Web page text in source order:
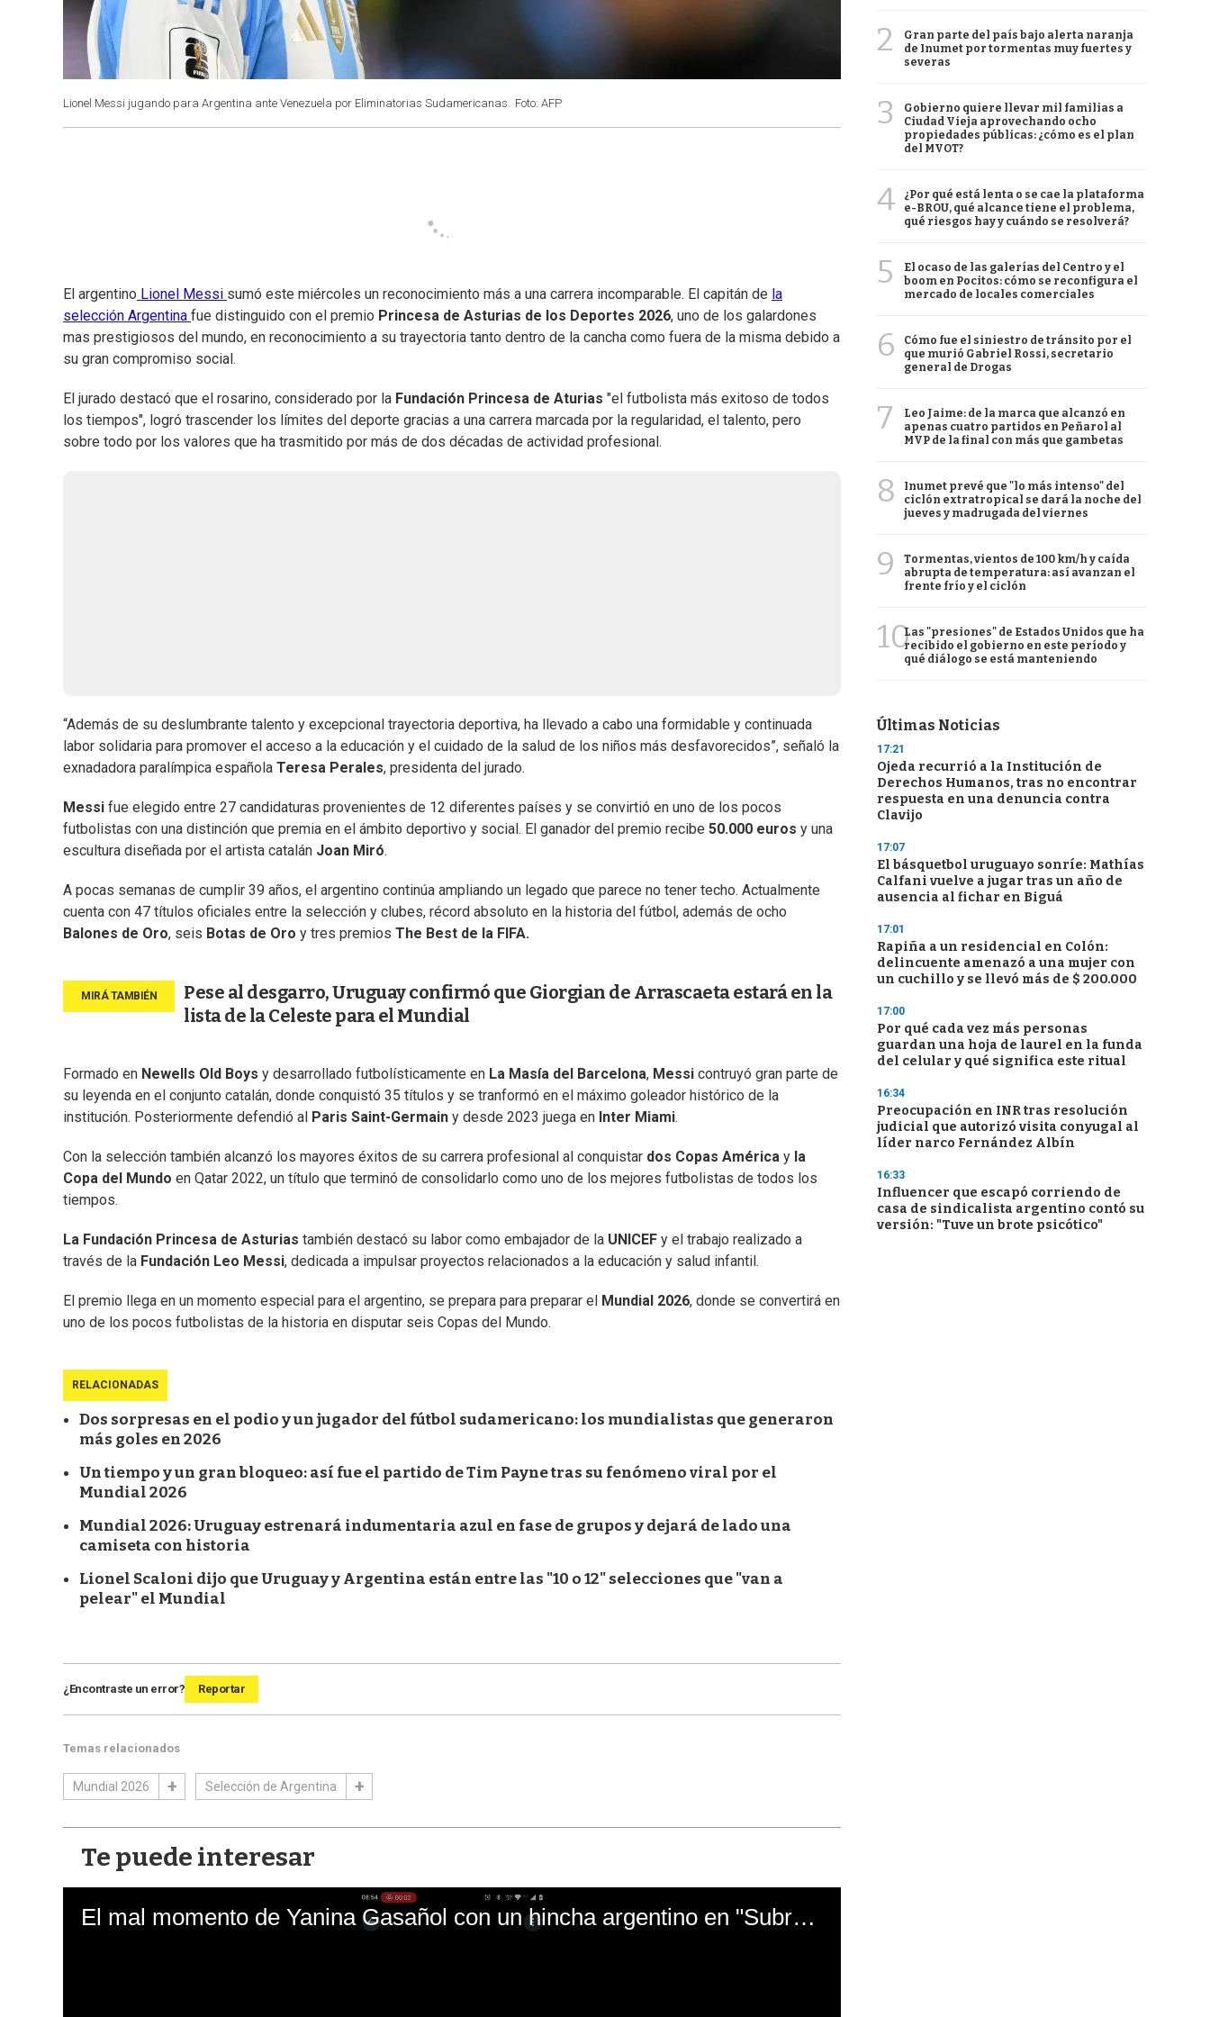
Lionel Messi jugando para Argentina ante Venezuela por Eliminatorias Sudamericanas. Foto: AFP
El argentino Lionel Messi sumó este miércoles un reconocimiento más a una carrera incomparable. El capitán de la
selección Argentina fue distinguido con el premio Princesa de Asturias de los Deportes 2026, uno de los galardones
mas prestigiosos del mundo, en reconocimiento a su trayectoria tanto dentro de la cancha como fuera de la misma debido a
su gran compromiso social.
El jurado destacó que el rosarino, considerado por la Fundación Princesa de Aturias "el futbolista más exitoso de todos
los tiempos", logró trascender los límites del deporte gracias a una carrera marcada por la regularidad, el talento, pero
sobre todo por los valores que ha trasmitido por más de dos décadas de actividad profesional.
“Además de su deslumbrante talento y excepcional trayectoria deportiva, ha llevado a cabo una formidable y continuada
labor solidaria para promover el acceso a la educación y el cuidado de la salud de los niños más desfavorecidos”, señaló la
exnadadora paralímpica española Teresa Perales, presidenta del jurado.
Messi fue elegido entre 27 candidaturas provenientes de 12 diferentes países y se convirtió en uno de los pocos
futbolistas con una distinción que premia en el ámbito deportivo y social. El ganador del premio recibe 50.000 euros y una
escultura diseñada por el artista catalán Joan Miró.
A pocas semanas de cumplir 39 años, el argentino continúa ampliando un legado que parece no tener techo. Actualmente
cuenta con 47 títulos oficiales entre la selección y clubes, récord absoluto en la historia del fútbol, además de ocho
Balones de Oro, seis Botas de Oro y tres premios The Best de la FIFA.
Pese al desgarro, Uruguay confirmó que Giorgian de Arrascaeta estará en la
lista de la Celeste para el Mundial
Formado en Newells Old Boys y desarrollado futbolísticamente en La Masía del Barcelona, Messi contruyó gran parte de
su leyenda en el conjunto catalán, donde conquistó 35 títulos y se tranformó en el máximo goleador histórico de la
institución. Posteriormente defendió al Paris Saint-Germain y desde 2023 juega en Inter Miami.
Con la selección también alcanzó los mayores éxitos de su carrera profesional al conquistar dos Copas América y la
Copa del Mundo en Qatar 2022, un título que terminó de consolidarlo como uno de los mejores futbolistas de todos los
tiempos.
La Fundación Princesa de Asturias también destacó su labor como embajador de la UNICEF y el trabajo realizado a
través de la Fundación Leo Messi, dedicada a impulsar proyectos relacionados a la educación y salud infantil.
El premio llega en un momento especial para el argentino, se prepara para preparar el Mundial 2026, donde se convertirá en
uno de los pocos futbolistas de la historia en disputar seis Copas del Mundo.
RELACIONADAS
Dos sorpresas en el podio y un jugador del fútbol sudamericano: los mundialistas que generaron
más goles en 2026
Un tiempo y un gran bloqueo: así fue el partido de Tim Payne tras su fenómeno viral por el
Mundial 2026
Mundial 2026: Uruguay estrenará indumentaria azul en fase de grupos y dejará de lado una
camiseta con historia
Lionel Scaloni dijo que Uruguay y Argentina están entre las "10 o 12" selecciones que "van a
pelear" el Mundial
¿Encontraste un error? Reportar
Temas relacionados
Mundial 2026 Selección de Argentina
Te puede interesar
El mal momento de Yanina Gasañol con un hincha argentino en "Subrayado"
2
Gran parte del país bajo alerta naranja
de Inumet por tormentas muy fuertes y
severas
3
Gobierno quiere llevar mil familias a
Ciudad Vieja aprovechando ocho
propiedades públicas: ¿cómo es el plan
del MVOT?
4
¿Por qué está lenta o se cae la plataforma
e-BROU, qué alcance tiene el problema,
qué riesgos hay y cuándo se resolverá?
5
El ocaso de las galerías del Centro y el
boom en Pocitos: cómo se reconfigura el
mercado de locales comerciales
6
Cómo fue el siniestro de tránsito por el
que murió Gabriel Rossi, secretario
general de Drogas
7
Leo Jaime: de la marca que alcanzó en
apenas cuatro partidos en Peñarol al
MVP de la final con más que gambetas
8
Inumet prevé que "lo más intenso" del
ciclón extratropical se dará la noche del
jueves y madrugada del viernes
9
Tormentas, vientos de 100 km/h y caída
abrupta de temperatura: así avanzan el
frente frío y el ciclón
10Las "presiones" de Estados Unidos que ha
recibido el gobierno en este período y
qué diálogo se está manteniendo
Últimas Noticias
17:21
Ojeda recurrió a la Institución de
Derechos Humanos, tras no encontrar
respuesta en una denuncia contra
Clavijo
17:07
El básquetbol uruguayo sonríe: Mathías
Calfani vuelve a jugar tras un año de
ausencia al fichar en Biguá
17:01
Rapiña a un residencial en Colón:
delincuente amenazó a una mujer con
un cuchillo y se llevó más de $ 200.000
17:00
Por qué cada vez más personas
guardan una hoja de laurel en la funda
del celular y qué significa este ritual
16:34
Preocupación en INR tras resolución
judicial que autorizó visita conyugal al
líder narco Fernández Albín
16:33
Influencer que escapó corriendo de
casa de sindicalista argentino contó su
versión: "Tuve un brote psicótico"